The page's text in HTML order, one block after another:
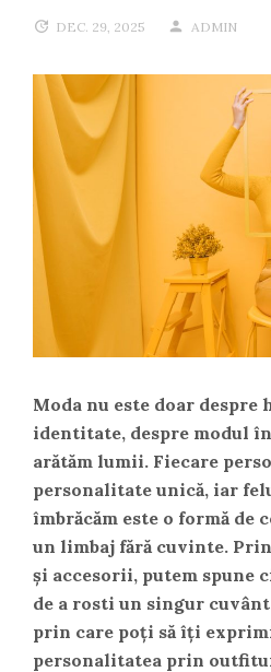
DEC. 29, 2025 ADMIN
Moda nu este doar despre
identitate, despre modul
arătăm lumii. Fiecare
personalitate unică, iar
îmbrăcăm este o formă de
un limbaj fără cuvinte.
și accesorii, putem spune
de a rosti un singur
prin care poți să îți
personalitatea prin